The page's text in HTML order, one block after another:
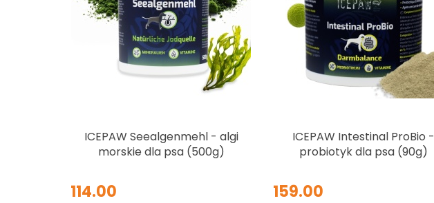
ICEPAW Seealgenmehl - algi
morskie dla psa (500g)
114.00
ICEPAW Intestinal ProBio -
probiotyk dla psa (90g)
159.00